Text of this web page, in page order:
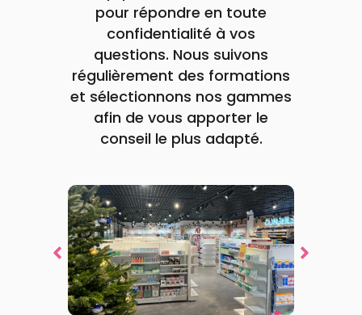
Voir la promotion Voir la promotion
Voir la promotion Voir la promotion
Voir la promotion
pour répondre en toute
confidentialité à vos
questions. Nous suivons
régulièrement des formations
et sélectionnons nos gammes
afin de vous apporter le
conseil le plus adapté.